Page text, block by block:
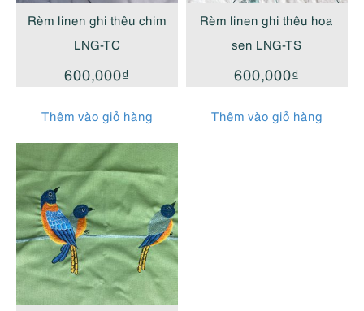
Rèm linen ghi thêu chim
LNG-TC
600,000₫
Thêm vào giỏ hàng
Rèm linen ghi thêu hoa
sen LNG-TS
600,000₫
Thêm vào giỏ hàng